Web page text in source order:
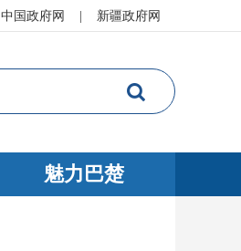
中国政府网 新疆政府网
魅力巴楚